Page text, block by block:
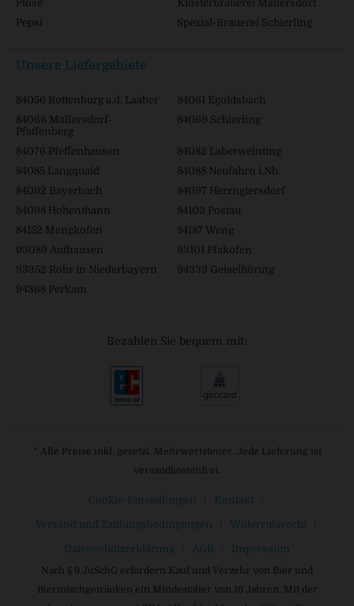
Plose
Klosterbrauerei Mallersdorf
Pepsi
Spezial-Brauerei Schierling
Unsere Liefergebiete
84056 Rottenburg a.d. Laaber
84061 Egoldsbach
84066 Mallersdorf-
Pfaffenberg
84069 Schierling
84076 Pfeffenhausen
84082 Laberweinting
84085 Langquaid
84088 Neufahrn i.Nb.
84092 Bayerbach
84097 Herrngiersdorf
84098 Hohenthann
84103 Postau
84152 Mengkofen
84187 Weng
93089 Aufhausen
93101 Pfakofen
93352 Rohr in Niederbayern
94333 Geiselhöring
94368 Perkam
Bezahlen Sie bequem mit:
* Alle Preise inkl. gesetzl. Mehrwertsteuer. Jede Lieferung ist
versandkostenfrei.
Cookie-Einstellungen Kontakt
Versand und Zahlungsbedingungen Widerrufsrecht
Datenschutzerklärung AGB Impressum
Nach § 9 JuSchG erfordern Kauf und Verzehr von Bier und
Biermischgetränken ein Mindestalter von 16 Jahren. Mit der